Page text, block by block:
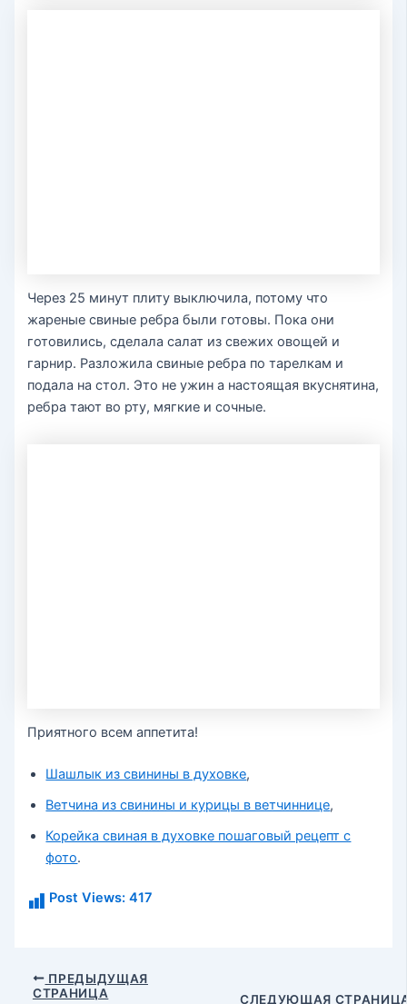
Через 25 минут плиту выключила, потому что
жареные свиные ребра были готовы. Пока они
готовились, сделала салат из свежих овощей и
гарнир. Разложила свиные ребра по тарелкам и
подала на стол. Это не ужин а настоящая вкуснятина,
ребра тают во рту, мягкие и сочные.
Приятного всем аппетита!
Шашлык из свинины в духовке,
Ветчина из свинины и курицы в ветчиннице,
Корейка свиная в духовке пошаговый рецепт с
фото.
Post Views: 417
Навигация
ПРЕДЫДУЩАЯ
СТРАНИЦА
СЛЕДУЮЩАЯ